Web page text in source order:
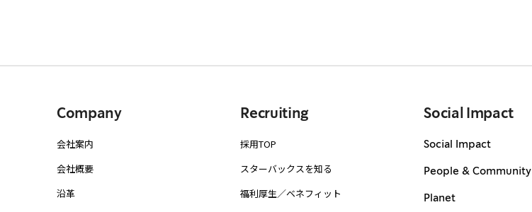
Company
会社案内
会社概要
沿革
Recruiting
採用TOP
スターバックスを知る
福利厚生／ベネフィット
Social Impact
Social Impact
People & Community
Planet